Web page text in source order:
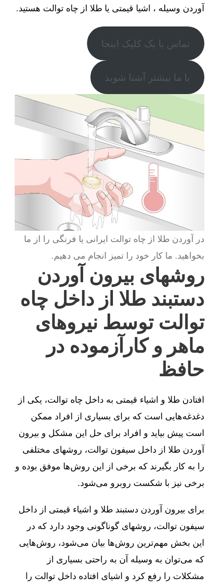
آوردن وسیله ، اشیا قیمتی یا طلا از چاه توالت هستید.
تماس با یک کلیک اینجا
با ما بیشتر آشنا شوید
در آوردن طلا از چاه توالت ایرانی یا فرنگی را از ما
بخواهید. ما کار خود را تمیز انجام می دهیم.
روشهای بیرون آوردن
دستبند طلا از داخل چاه
توالت توسط نیروهای
ماهر و کارآزموده در
حافظ
افتادن طلا و اشیاء قیمتی به داخل چاه توالت، یکی از
دغدغه‌هایی است که برای بسیاری از افراد ممکن
است پیش بیاید و افراد برای حل این مشکل و بیرون
آوردن طلا از داخل سیفون توالت، روشهای مختلفی
را به کار بگیرند که برخی از این روش‌ها موفق بوده و
برخی نیز با شکست روبرو می‌شود.
برای بیرون آوردن دستبند طلا و اشیاء قیمتی از داخل
سیفون توالت، روشهای گوناگونی وجود دارد که در
این بخش مهم‌ترین روش‌ها بیان می‌شود، روش‌هایی
که می‌توان به وسیله آن به راحتی بسیاری از
مشکلات را رفع کرد و اشیای افتاده داخل توالت را